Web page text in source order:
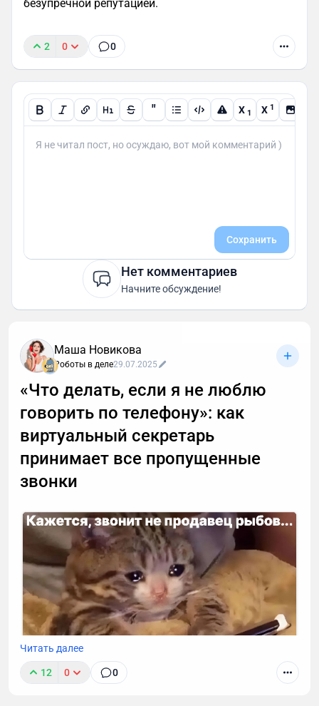
безупречной репутацией.
2 0 0
" X 1 X 1
Сохранить
Нет комментариев
Начните обсуждение!
Маша Новикова
Роботы в деле29.07.2025
«Что делать, если я не люблю
говорить по телефону»: как
виртуальный секретарь
принимает все пропущенные
звонки
Читать далее
12 0 0